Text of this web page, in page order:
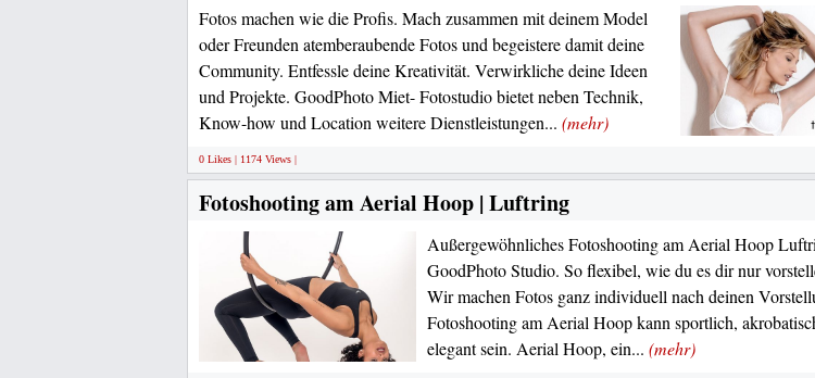
Fotos machen wie die Profis. Mach zusammen mit deinem Model
oder Freunden atemberaubende Fotos und begeistere damit deine
Community. Entfessle deine Kreativität. Verwirkliche deine Ideen
und Projekte. GoodPhoto Miet- Fotostudio bietet neben Technik,
Know-how und Location weitere Dienstleistungen... (mehr)
0 Likes | 1174 Views |
Fotoshooting am Aerial Hoop | Luftring
Außergewöhnliches Fotoshooting am Aerial Hoop
GoodPhoto Studio. So flexibel, wie du es dir nur
Wir machen Fotos ganz individuell nach deinen
Fotoshooting am Aerial Hoop kann sportlich,
elegant sein. Aerial Hoop, ein... (mehr)